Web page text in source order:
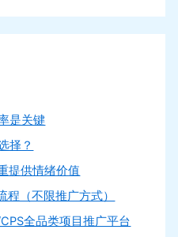
是关键
择？
提供情绪价值
程（不限推广方式）
全品类项目推广平台